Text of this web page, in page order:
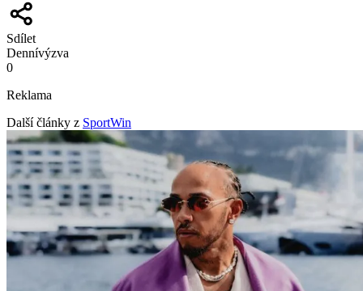
Sdílet
Dennívýzva
0
Reklama
Další články z SportWin